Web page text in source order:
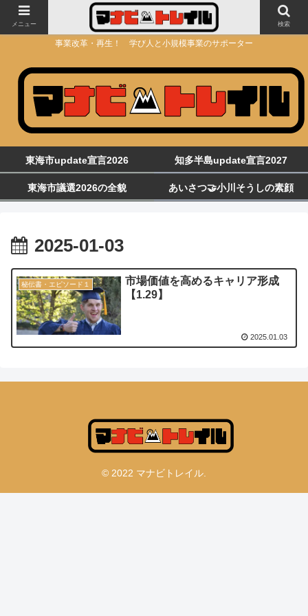
事業改革・再生！ 学び人と小規模事業のサポーター
東海市update宣言2026 知多半島update宣言2027
東海市議選2026の全貌 あいさつ🤝小川そうしの素顔
2025-01-03
秘伝書・エピソード１
市場価値を高めるキャリア形成
【1.29】
2025.01.03
© 2022 マナビトレイル.
メニュー 検索